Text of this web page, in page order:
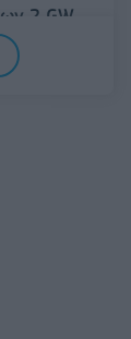
2 GW